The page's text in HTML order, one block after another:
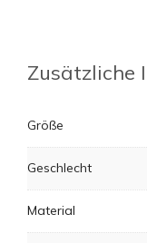
Zusätzliche
Größe
Geschlecht
Material